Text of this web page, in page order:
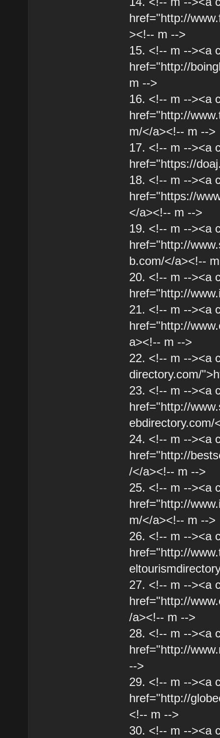
href="http://
><!-- m -->
15. <!-- m --><a
href="http://
m -->
16. <!-- m --><a
href="http://
m/</a><!-- m -->
17. <!-- m --><a
href="https://
18. <!-- m --><a
href="https://
</a><!-- m -->
19. <!-- m --><a
href="http://
b.com/</a><!--
20. <!-- m --><a
href="http://
21. <!-- m --><a
href="http://
a><!-- m -->
22. <!-- m --><a
directory.com/
23. <!-- m --><a
href="http://
ebdirectory.com/
24. <!-- m --><a
href="http://
/</a><!-- m -->
25. <!-- m --><a
href="http://
m/</a><!-- m -->
26. <!-- m --><a
href="http://
27. <!-- m --><a
href="http://
/a><!-- m -->
28. <!-- m --><a
href="http://
-->
29. <!-- m --><a
href="http://
<!-- m -->
30. <!-- m --><a